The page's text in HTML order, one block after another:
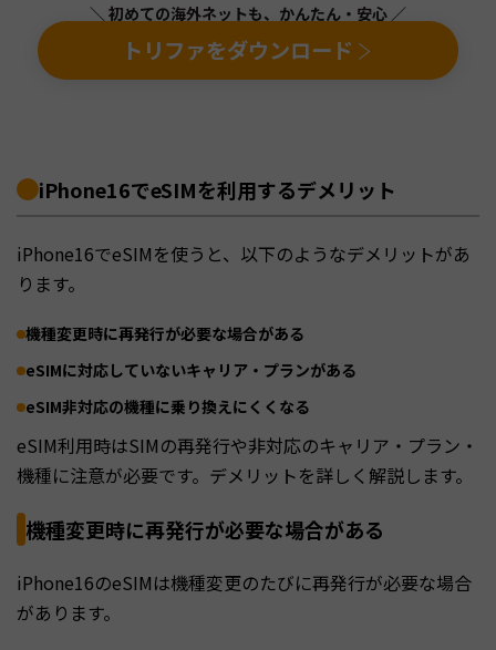
＼ 初めての海外ネットも、かんたん・安心 ／
トリファをダウンロード
iPhone16でeSIMを利用するデメリット
iPhone16でeSIMを使うと、以下のようなデメリットがあ
ります。
機種変更時に再発行が必要な場合がある
eSIMに対応していないキャリア・プランがある
eSIM非対応の機種に乗り換えにくくなる
eSIM利用時はSIMの再発行や非対応のキャリア・プラン・
機種に注意が必要です。デメリットを詳しく解説します。
機種変更時に再発行が必要な場合がある
iPhone16のeSIMは機種変更のたびに再発行が必要な場合
があります。